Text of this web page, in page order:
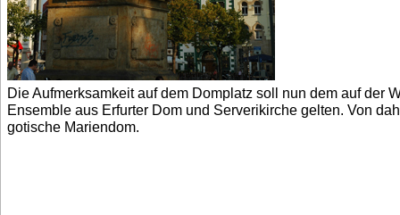
Die Aufmerksamkeit auf dem Domplatz soll nun dem auf der
Ensemble aus Erfurter Dom und Serverikirche gelten. Von
gotische Mariendom.